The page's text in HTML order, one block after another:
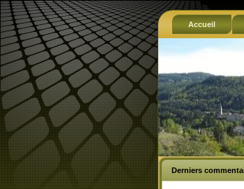
Accueil
Derniers